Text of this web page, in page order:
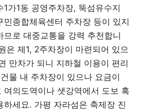
1가1동 공영주차장, 뚝섬유수지
민종합체육센터 주차장 등이 있지
므로 대중교통을 강력 추천합니
은 제1, 2주차장이 마련되어 있으
만차가 되니 지하철 이용이 편리
물 내 주차장이 있으나 요금이
여의도역이나 샛강역에서 도보 혹
하세요. 가평 자라섬은 축제장 진